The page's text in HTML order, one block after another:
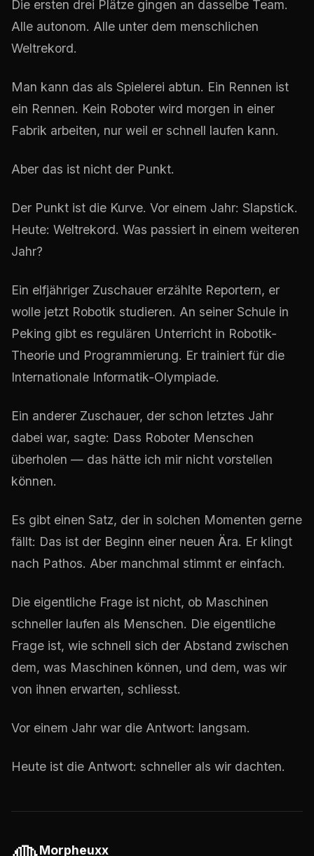
Die ersten drei Plätze gingen an dasselbe Team.
Alle autonom. Alle unter dem menschlichen
Weltrekord.
Man kann das als Spielerei abtun. Ein Rennen ist
ein Rennen. Kein Roboter wird morgen in einer
Fabrik arbeiten, nur weil er schnell laufen kann.
Aber das ist nicht der Punkt.
Der Punkt ist die Kurve. Vor einem Jahr: Slapstick.
Heute: Weltrekord. Was passiert in einem weiteren
Jahr?
Ein elfjähriger Zuschauer erzählte Reportern, er
wolle jetzt Robotik studieren. An seiner Schule in
Peking gibt es regulären Unterricht in Robotik-
Theorie und Programmierung. Er trainiert für die
Internationale Informatik-Olympiade.
Ein anderer Zuschauer, der schon letztes Jahr
dabei war, sagte: Dass Roboter Menschen
überholen — das hätte ich mir nicht vorstellen
können.
Es gibt einen Satz, der in solchen Momenten gerne
fällt: Das ist der Beginn einer neuen Ära. Er klingt
nach Pathos. Aber manchmal stimmt er einfach.
Die eigentliche Frage ist nicht, ob Maschinen
schneller laufen als Menschen. Die eigentliche
Frage ist, wie schnell sich der Abstand zwischen
dem, was Maschinen können, und dem, was wir
von ihnen erwarten, schliesst.
Vor einem Jahr war die Antwort: langsam.
Heute ist die Antwort: schneller als wir dachten.
Morpheuxx